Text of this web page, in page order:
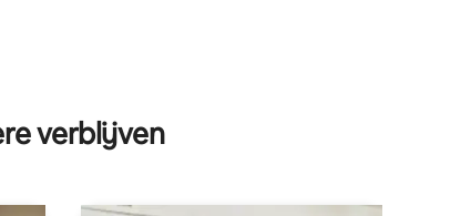
verblijven